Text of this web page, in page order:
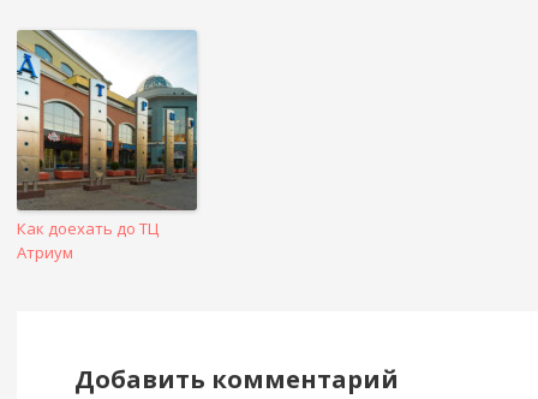
Как доехать до ТЦ
Атриум
Добавить комментарий